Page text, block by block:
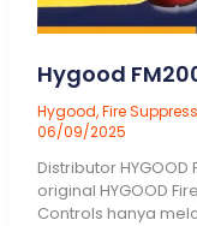
Hygood
Hygood,Fire
06/09/2025
Distributor
original HYGOOD
Controls hanya